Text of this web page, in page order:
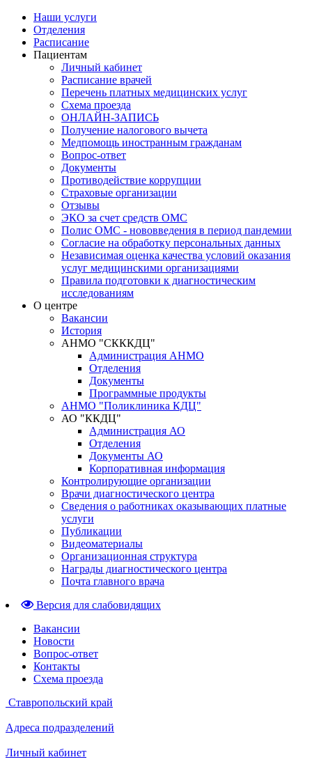
Наши услуги
Отделения
Расписание
Пациентам
Личный кабинет
Расписание врачей
Перечень платных медицинских услуг
Схема проезда
ОНЛАЙН-ЗАПИСЬ
Получение налогового вычета
Медпомощь иностранным гражданам
Вопрос-ответ
Документы
Противодействие коррупции
Страховые организации
Отзывы
ЭКО за счет средств ОМС
Полис ОМС - нововведения в период пандемии
Согласие на обработку персональных данных
Независимая оценка качества условий оказания
услуг медицинскими организациями
Правила подготовки к диагностическим
исследованиям
О центре
Вакансии
История
АНМО "СКККДЦ"
Администрация АНМО
Отделения
Документы
Программные продукты
АНМО "Поликлиника КДЦ"
АО "ККДЦ"
Администрация АО
Отделения
Документы АО
Корпоративная информация
Контролирующие организации
Врачи диагностического центра
Сведения о работниках оказывающих платные
услуги
Публикации
Видеоматериалы
Организационная структура
Награды диагностического центра
Почта главного врача
Версия для слабовидящих
Вакансии
Новости
Вопрос-ответ
Контакты
Схема проезда
Ставропольский край
Адреса подразделений
Личный кабинет